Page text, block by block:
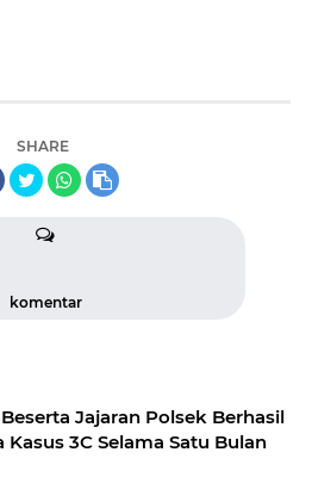
SHARE
komentar
Jajaran Polsek Berhasil
3C Selama Satu Bulan